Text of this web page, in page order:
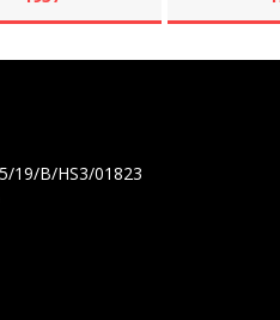
19/B/HS3/01823